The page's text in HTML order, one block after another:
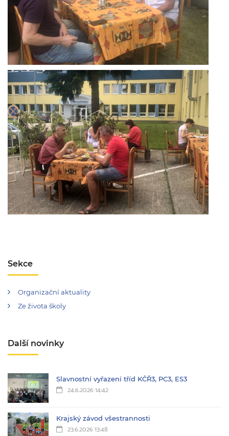
Sekce
Organizační aktuality
Ze života školy
Další novinky
Slavnostní vyřazení tříd KČŘ3, PC3, ES3
24.6.2026 14:42
Krajský závod všestrannosti
23.6.2026 13:48